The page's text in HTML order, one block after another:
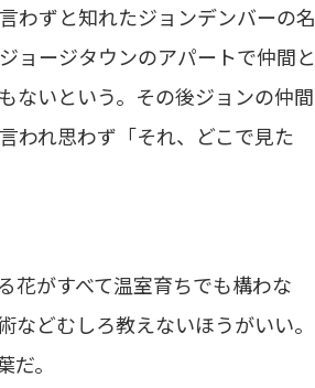
わずと知れたジョンデンバーの名
ョージタウンのアパートで仲間と
ないという。その後ジョンの仲間
われ思わず「それ、どこで見た
花がすべて温室育ちでも構わな
どむしろ教えないほうがいい。
。